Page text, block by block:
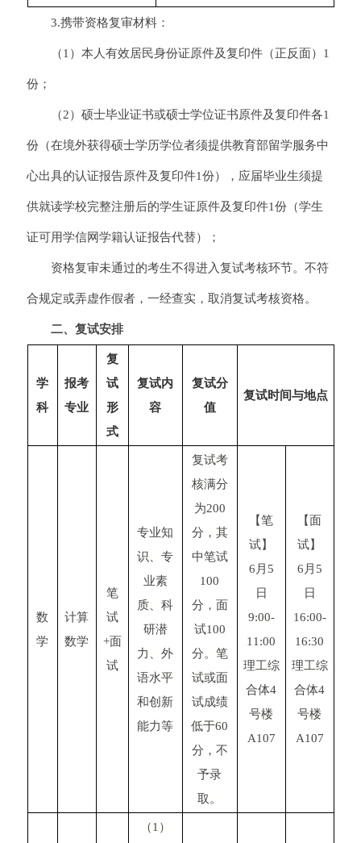
3.携带资格复审材料：
（1）本人有效居民身份证原件及复印件（正反面）1
份；
（2）硕士毕业证书或硕士学位证书原件及复印件各1
份（在境外获得硕士学历学位者须提供教育部留学服务中
心出具的认证报告原件及复印件1份），应届毕业生须提
供就读学校完整注册后的学生证原件及复印件1份（学生
证可用学信网学籍认证报告代替）；
资格复审未通过的考生不得进入复试考核环节。不符
合规定或弄虚作假者，一经查实，取消复试考核资格。
二、复试安排
学
科
报考
专业
复
试
形
式
复试内
容
复试分
值
复试时间与地点
数
学
计算
数学
笔
试
+面
试
专业知
识、专
业素
质、科
研潜
力、外
语水平
和创新
能力等
复试考
核满分
为200
分，其
中笔试
100
分，面
试100
分。笔
试或面
试成绩
低于60
分，不
予录
取。
【笔
试】
6月5
日
9:00-
11:00
理工综
合体4
号楼
A107
【面
试】
6月5
日
16:00-
16:30
理工综
合体4
号楼
A107
（1）